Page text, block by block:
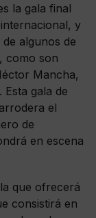
la gala final
y
algunos de
como son
Mancha,
Esta gala de
el
de
en escena
que ofrecerá
consistirá en